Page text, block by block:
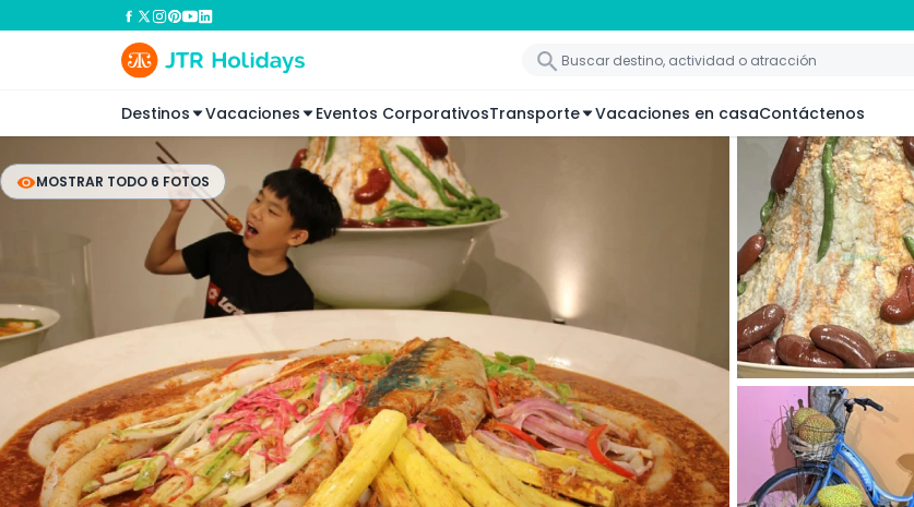
Destinos Vacaciones Eventos CorporativosTransporte Vacaciones en casaContáctenos
MOSTRAR TODO 6 FOTOS